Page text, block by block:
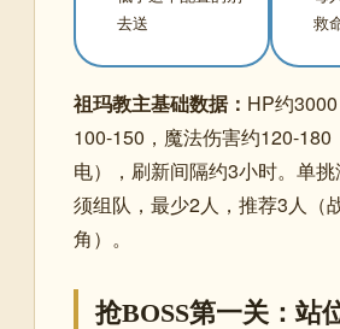
去送
救
祖玛教主基础数据： HP约
100-150，魔法伤害约120-180
电），刷新间隔约3小时。单
须组队，最少2人，推荐3人（
角）。
抢BOSS第一关：站